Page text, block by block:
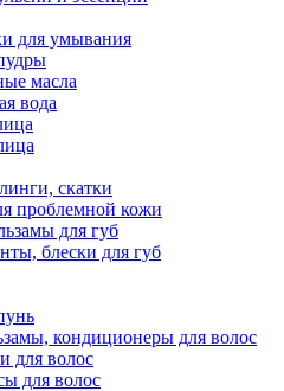
для умывания
масла
вода
скатки
проблемной кожи
для губ
блески для губ
кондиционеры для волос
для волос
для волос